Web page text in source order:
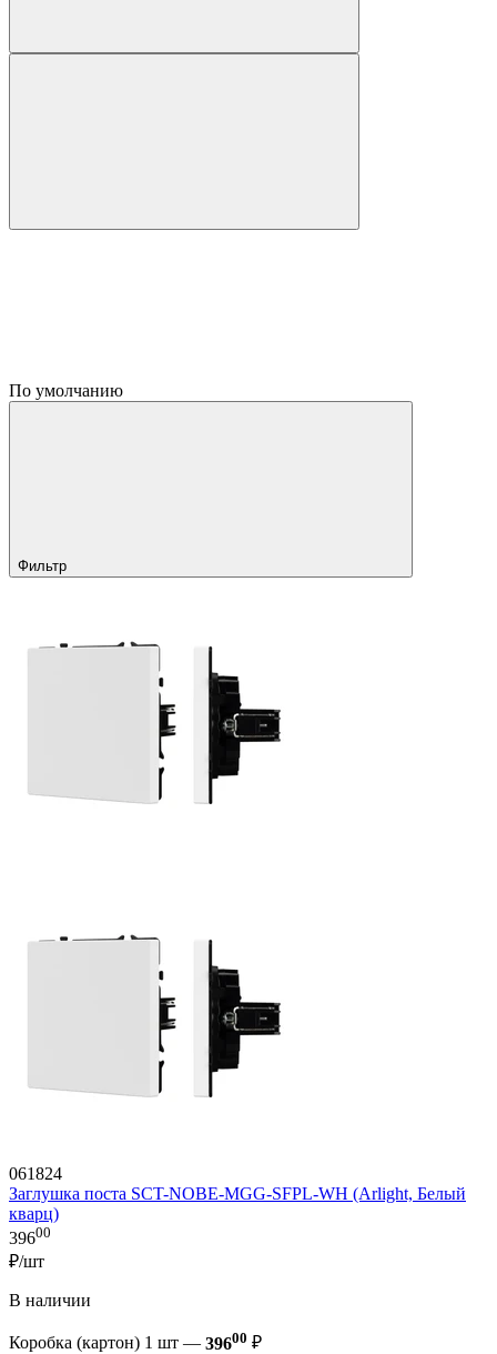
По умолчанию
Фильтр
061824
Заглушка поста SCT-NOBE-MGG-SFPL-WH (Arlight, Белый
кварц)
39600
₽/шт
В наличии
Коробка (картон) 1 шт — 39600 ₽